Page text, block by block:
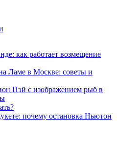
как работает возмещение
Ламе в Москве: советы и
Пэй с изображением рыб в
почему остановка Ньютон